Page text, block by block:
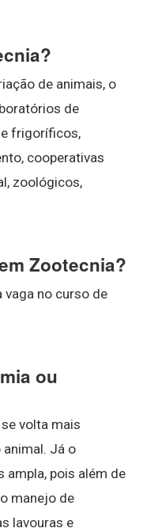
de animais, o
de
frigoríficos,
cooperativas
zoológicos,
Zootecnia?
vaga no curso de
ou
volta mais
Já o
ampla, pois além de
manejo de
lavouras e